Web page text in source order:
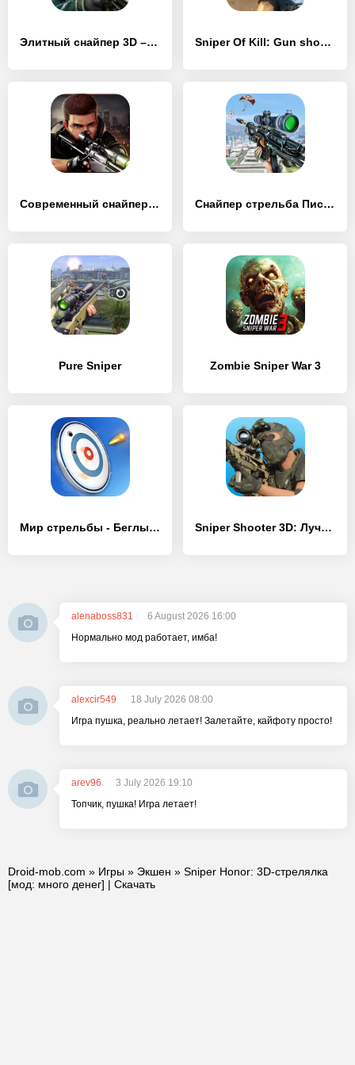
Элитный снайпер 3D – Sniper Shot Sniper Of Kill: Gun shooting
Современный снайпер - Sniper Снайпер стрельба Пистолет Игра
Pure Sniper Zombie Sniper War 3
Мир стрельбы - Беглый огонь Sniper Shooter 3D: Лучший Шутер – от первого лица
alenaboss831
6 August 2026 16:00
Нормально мод работает, имба!
alexcir549
18 July 2026 08:00
Игра пушка, реально летает! Залетайте, кайфоту просто!
arev96
3 July 2026 19:10
Топчик, пушка! Игра летает!
Droid-mob.com » Игры » Экшен » Sniper Honor: 3D-стрелялка
[мод: много денег] | Скачать